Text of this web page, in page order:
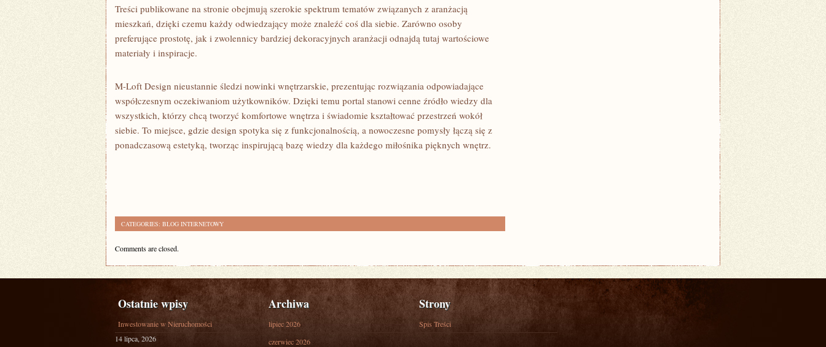
Treści publikowane na stronie obejmują szerokie spektrum tematów związanych z aranżacją
mieszkań, dzięki czemu każdy odwiedzający może znaleźć coś dla siebie. Zarówno osoby
preferujące prostotę, jak i zwolennicy bardziej dekoracyjnych aranżacji odnajdą tutaj wartościowe
materiały i inspiracje.
M-Loft Design nieustannie śledzi nowinki wnętrzarskie, prezentując rozwiązania odpowiadające
współczesnym oczekiwaniom użytkowników. Dzięki temu portal stanowi cenne źródło wiedzy dla
wszystkich, którzy chcą tworzyć komfortowe wnętrza i świadomie kształtować przestrzeń wokół
siebie. To miejsce, gdzie design spotyka się z funkcjonalnością, a nowoczesne pomysły łączą się z
ponadczasową estetyką, tworząc inspirującą bazę wiedzy dla każdego miłośnika pięknych wnętrz.
CATEGORIES: BLOG INTERNETOWY
Comments are closed.
Ostatnie wpisy
Inwestowanie w Nieruchomości
14 lipca, 2026
Archiwa
lipiec 2026
czerwiec 2026
Strony
Spis Treści